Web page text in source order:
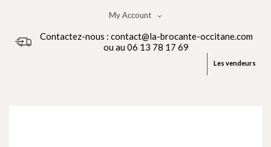
My Account
Contactez-nous : contact@la-brocante-occitane.com
ou au 06 13 78 17 69
Les vendeurs